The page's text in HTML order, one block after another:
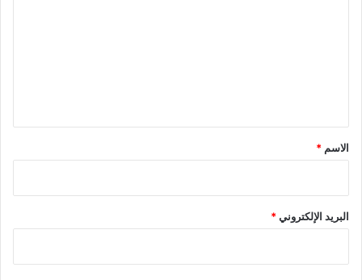
*
الاسم *
البريد الإلكتروني*